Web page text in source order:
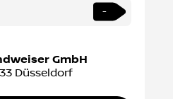
-
GmbH
Düsseldorf